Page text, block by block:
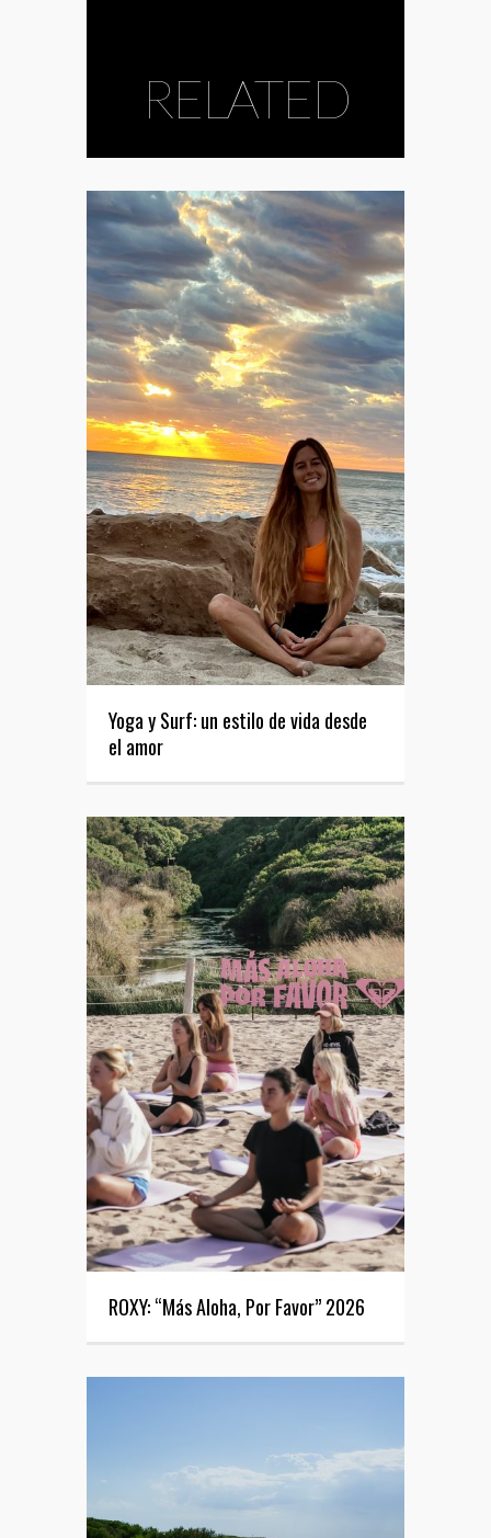
RELATED
Yoga y Surf: un estilo de vida desde
el amor
ROXY: “Más Aloha, Por Favor” 2026